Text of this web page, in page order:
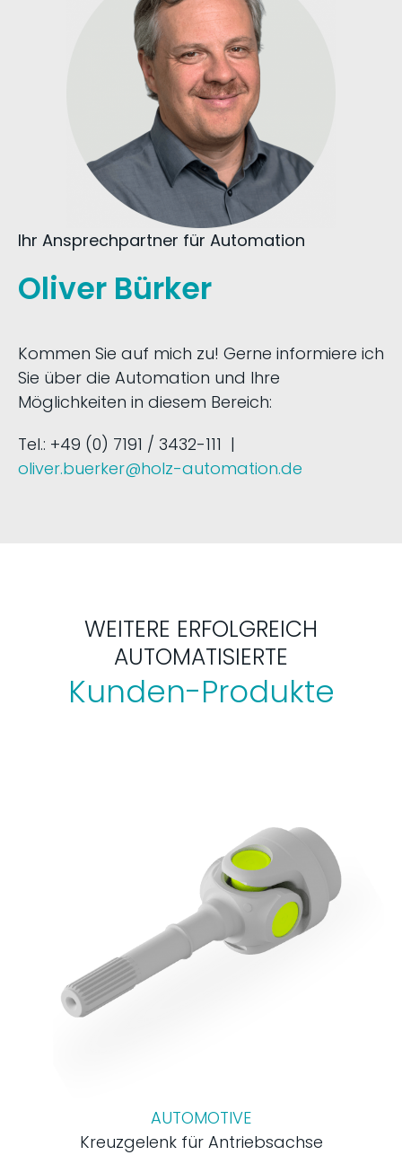
Ihr Ansprechpartner für Automation
Oliver Bürker
Kommen Sie auf mich zu! Gerne informiere ich
Sie über die Automation und Ihre
Möglichkeiten in diesem Bereich:
Tel.: +49 (0) 7191 / 3432-111 |
oliver.buerker@holz-automation.de
WEITERE ERFOLGREICH
AUTOMATISIERTE
Kunden-Produkte
AUTOMOTIVE
Kreuzgelenk für Antriebsachse